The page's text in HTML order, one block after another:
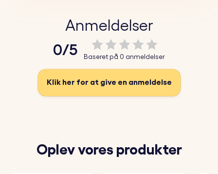
giver det en eksklusiv, blank finish.
♥ Tekstindgravering på bagsiden:Tilføj et navn, en dato
mellem en række forskellige skrifttyper for at gøre den
helt unik.
udseende.
Anmeldelser
0/5 Baseret på 0 anmeldelser
Klik her for at give en anmeldelse
Oplev vores produkter